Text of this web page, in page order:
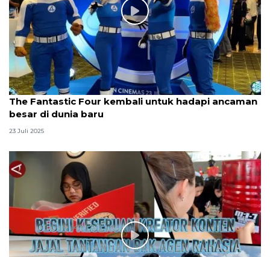
The Fantastic Four kembali untuk hadapi ancaman
besar di dunia baru
23 Juli 2025